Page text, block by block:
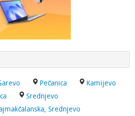
Pečanica
Kamijevo
Srednjevo
Srednjevo